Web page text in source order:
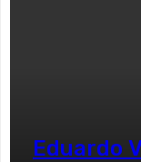
Eduardo